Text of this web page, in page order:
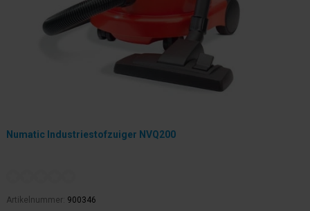
Numatic Industriestofzuiger NVQ200
Artikelnummer: 900346